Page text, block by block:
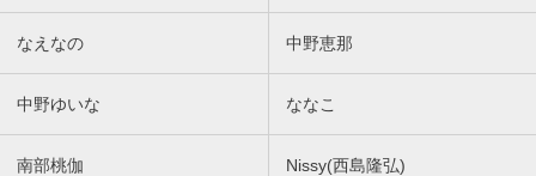
なえなの 中野恵那
中野ゆいな ななこ
南部桃伽 Nissy(西島隆弘)